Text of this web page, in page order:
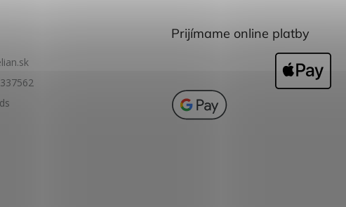
Prijímame online platby